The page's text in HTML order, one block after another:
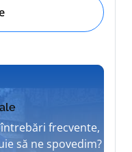
frecvente,
să ne spovedim?